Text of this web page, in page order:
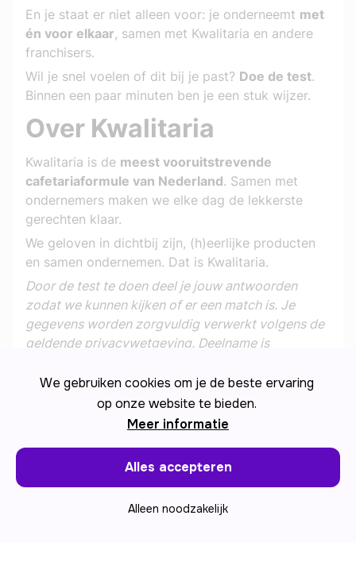
En je staat er niet alleen voor: je onderneemt met
én voor elkaar, samen met Kwalitaria en andere
franchisers.
Wil je snel voelen of dit bij je past? Doe de test.
Binnen een paar minuten ben je een stuk wijzer.
Over Kwalitaria
Kwalitaria is de meest vooruitstrevende
cafetariaformule van Nederland. Samen met
ondernemers maken we elke dag de lekkerste
gerechten klaar.
We geloven in dichtbij zijn, (h)eerlijke producten
en samen ondernemen. Dat is Kwalitaria.
Door de test te doen deel je jouw antwoorden
zodat we kunnen kijken of er een match is. Je
gegevens worden zorgvuldig verwerkt volgens de
geldende privacywetgeving. Deelname is
of druk op 'enter'
We gebruiken cookies om je de beste ervaring
op onze website te bieden.
Meer informatie
Alles accepteren
Alleen noodzakelijk